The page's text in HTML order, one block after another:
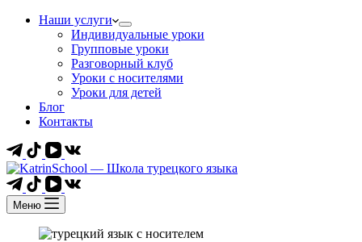
Наши услуги
Индивидуальные уроки
Групповые уроки
Разговорный клуб
Уроки с носителями
Уроки для детей
Блог
Контакты
Меню